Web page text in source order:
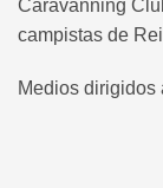
Caravanning
campistas de
Medios dirigidos